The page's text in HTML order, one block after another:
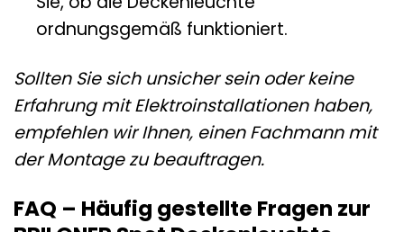
ordnungsgemäß funktioniert.
Sollten Sie sich unsicher sein oder keine
Erfahrung mit Elektroinstallationen haben,
empfehlen wir Ihnen, einen Fachmann mit
der Montage zu beauftragen.
FAQ – Häufig gestellte Fragen zur